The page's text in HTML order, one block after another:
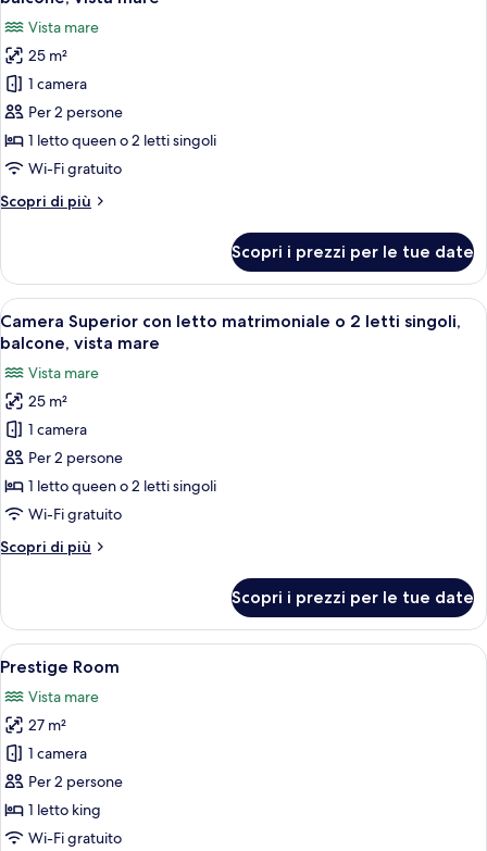
foto
per
Camera
Standard
con
letto
o
singoli,
balcone,
vista
mare
Vista mare
25 m²
1 camera
Per 2 persone
1 letto queen o 2 letti singoli
Wi-Fi gratuito
Scopri di più
Altri
Standard
con
letto
matrimoniale
2
letti
singoli,
balcone,
vista
Scopri i prezzi per le tue date
Apri
tutte
foto
per
Camera
Superior
con
letto
o
singoli,
balcone,
mare
Un balcone con ringhiera bianca,
5
Camera Superior con letto matrimoniale o 2 letti singoli,
balcone, vista mare
Vista mare
25 m²
1 camera
Per 2 persone
1 letto queen o 2 letti singoli
Wi-Fi gratuito
Scopri di più
Altri
Superior
con
letto
matrimoniale
o
2
letti
singoli,
balcone,
vista
mare
Scopri i prezzi per le tue date
Apri
tutte
le
foto
per
Prestige
Room
Un balcone con tavolo bianco e
4
Prestige Room
Vista mare
27 m²
1 camera
Per 2 persone
1 letto king
Wi-Fi gratuito